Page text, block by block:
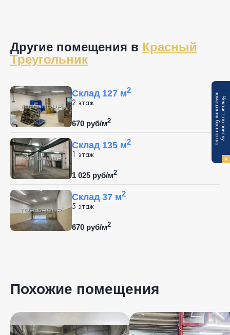
Другие помещения в Красный
Треугольник
Склад 127 м2
2 этаж
670 руб/м2
Склад 135 м2
1 этаж
1 025 руб/м2
Склад 37 м2
5 этаж
670 руб/м2
Похожие помещения
Ч
е
к
л
и
с
т
п
о
п
о
и
с
к
у
по
м
е
щ
е
н
и
я
б
е
с
п
л
а
т
н
о